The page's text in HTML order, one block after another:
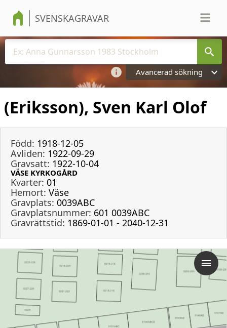
SVENSKAGRAVAR
Avancerad sökning
(Eriksson), Sven Karl Olof
Född: 1918-12-05
Avliden: 1922-09-29
Gravsatt: 1922-10-04
VÄSE KYRKOGÅRD
Kvarter: 01
Hemort: Väse
Gravplats: 0039ABC
Gravplatsnummer: 601 0039ABC
Gravrättstid: 1869-01-01 - 2040-12-31